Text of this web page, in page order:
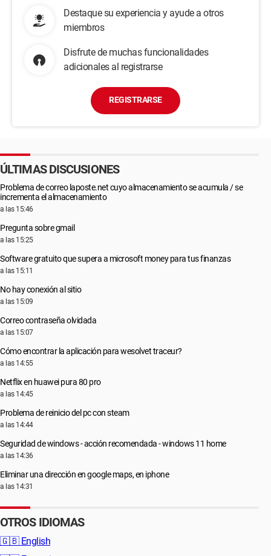
Destaque su experiencia y ayude a otros
miembros
Disfrute de muchas funcionalidades
adicionales al registrarse
REGISTRARSE
ÚLTIMAS DISCUSIONES
Problema de correo laposte.net cuyo almacenamiento se acumula / se
incrementa el almacenamiento
a las 15:46
Pregunta sobre gmail
a las 15:25
Software gratuito que supera a microsoft money para tus finanzas
a las 15:11
No hay conexión al sitio
a las 15:09
Correo contraseña olvidada
a las 15:07
Cómo encontrar la aplicación para wesolvet traceur?
a las 14:55
Netflix en huawei pura 80 pro
a las 14:45
Problema de reinicio del pc con steam
a las 14:44
Seguridad de windows - acción recomendada - windows 11 home
a las 14:36
Eliminar una dirección en google maps, en iphone
a las 14:31
OTROS IDIOMAS
🇬🇧 English